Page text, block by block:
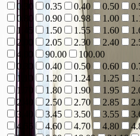
0.30
0.35 0.40 0.50
0.80
0.90 0.98 1.00
1.45
1.50 1.55 1.60
2.00
2.05 2.30 2.40
4.00
90.00
100.00
0.30
0.40 0.50 0.60
1.10
1.20 1.24 1.25
1.70
1.80 1.90 1.95
2.40
2.50 2.70 2.85
3.40
3.45 3.50 3.55
4.55
4.60 4.70 4.80